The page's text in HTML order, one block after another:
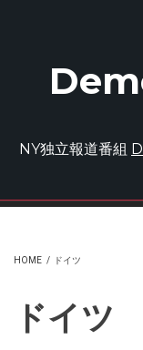
NY独立報道番組
HOME / ドイツ
ドイツ